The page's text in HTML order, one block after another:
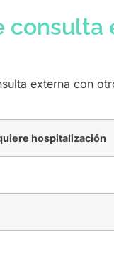
consulta
externa con
hospitalización